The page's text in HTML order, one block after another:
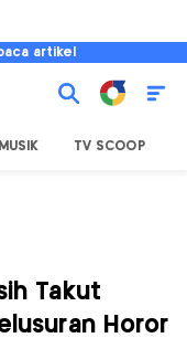
artikel
MUSIK TV SCOOP
Takut
Horor